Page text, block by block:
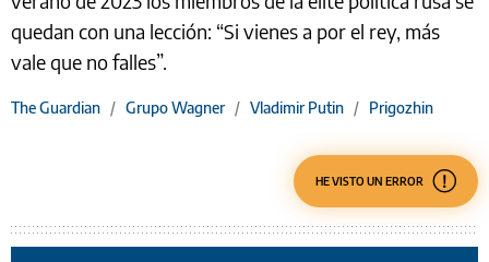
quedan con una lección: “Si vienes a por el rey, más
vale que no falles”.
The Guardian / Grupo Wagner / Vladimir Putin / Prigozhin
HE VISTO UN ERROR